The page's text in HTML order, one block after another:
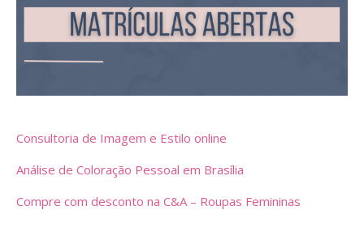
Consultoria de Imagem e Estilo online
Análise de Coloração Pessoal em Brasília
Compre com desconto na C&A – Roupas Femininas